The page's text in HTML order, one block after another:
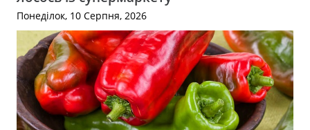
Понеділок, 10 Серпня, 2026